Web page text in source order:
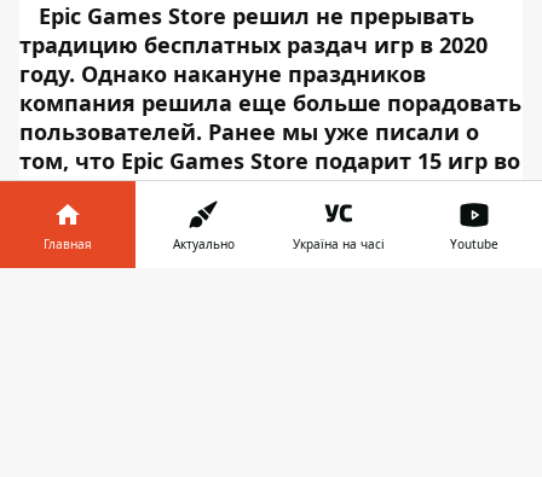
Epic Games Store решил не прерывать
традицию бесплатных раздач игр в 2020
году. Однако накануне праздников
компания решила еще больше порадовать
пользователей. Ранее мы уже писали о
том, что Epic Games Store подарит 15 игр во
время новогодних праздников, и вот эта
акция стартовала.
В свое время Epic Games
удивила всех и устроила раздачу
GTA V
,
после чего разработчики устроили
Главная Актуально Україна на часі Youtube